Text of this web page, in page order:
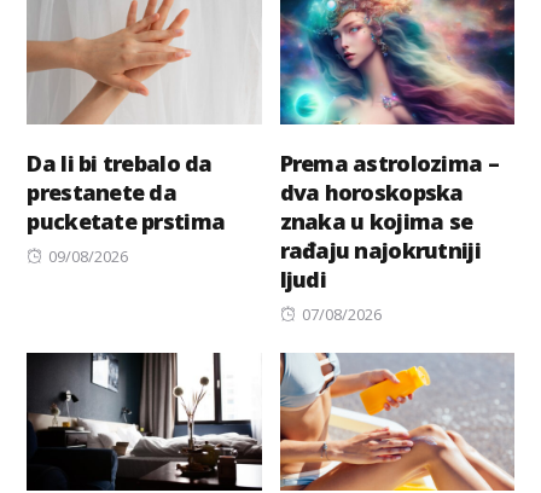
Da li bi trebalo da
prestanete da
pucketate prstima
Posted
09/08/2026
Prema astrolozima –
dva horoskopska
znaka u kojima se
rađaju najokrutniji
ljudi
Posted
07/08/2026